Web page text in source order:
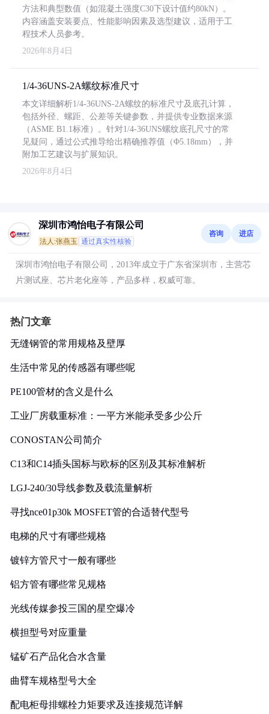
方法和典型数值（如混凝土强度C30下设计值约80kN）。
内容涵盖安装要点、性能影响因素及选型建议，适用于工
程技术人员参考。
2026年8月4日
1/4-36UNS-2A螺纹标准尺寸
本文详细解析1/4-36UNS-2A螺纹的标准尺寸及底孔计算，
包括外径、螺距、公差等关键参数，并提供专业数据来源
（ASME B1.1标准）。针对1/4-36UNS螺纹底孔尺寸的常
见疑问，通过公式推导给出精确推荐值（Φ5.18mm），并
附加工艺建议与扩展知识。
2026年8月4日
深圳市鸿怡电子有限公司
法人:张燕玉 通过真实性核验
咨询 进店
深圳市鸿怡电子有限公司，2013年成立于广东省深圳市，主营芯
片测试座、芯片老化座等，产品多样，权威可靠。
热门文章
无缝钢管的常用规格及壁厚
生活中常见的传感器有哪些呢
PE100管材的含义是什么
工业厂房载重标准：一平方米能承受多少公斤
CONOSTAN公司简介
C13和C14插头国标与欧标的区别及其标准解析
LGJ-240/30导线参数及载流量解析
寻找nce01p30k MOSFET管的合适替代型号
电梯的尺寸有哪些规格
镀锌方管尺寸一般有哪些
铝方管有哪些常见规格
光线传媒参投三国的星空爆冷
横担型号对应重量
锰矿石产品化合水含量
曲臂车规格型号大全
配电柜母排螺栓力矩要求及连接规范详解